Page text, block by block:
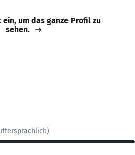
ein, um das ganze Profil zu
sehen.